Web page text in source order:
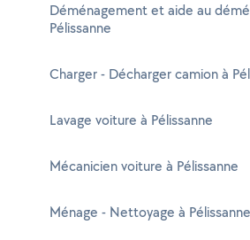
Déménagement et aide au
Pélissanne
Charger - Décharger camion à
Lavage voiture à Pélissanne
Mécanicien voiture à Pélissanne
Ménage - Nettoyage à Pélissanne